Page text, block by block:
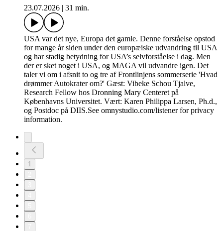
23.07.2026
31 min.
USA var det nye, Europa det gamle. Denne forståelse opstod
for mange år siden under den europæiske udvandring til USA
og har stadig betydning for USA’s selvforståelse i dag. Men
der er sket noget i USA, og MAGA vil udvandre igen. Det
taler vi om i afsnit to og tre af Frontlinjens sommerserie 'Hvad
drømmer Autokrater om?' Gæst: Vibeke Schou Tjalve,
Research Fellow hos Dronning Mary Centeret på
Københavns Universitet. Vært: Karen Philippa Larsen, Ph.d.,
og Postdoc på DIIS.See omnystudio.com/listener for privacy
information.
1